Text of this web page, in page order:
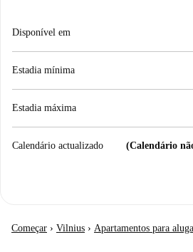
Disponível em
Estadia mínima
Estadia máxima
Calendário actualizado (Calendário
Começar › Vilnius › Apartamentos para